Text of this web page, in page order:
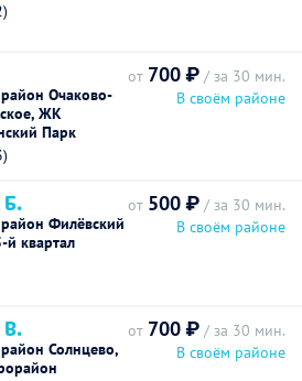
Очаково-
ЖК
Парк
от 700 ₽ / за 30 мин.
В своём районе
Филёвский
й квартал
от 500 ₽ / за 30 мин.
В своём районе
В.
Солнцево,
от 700 ₽ / за 30 мин.
В своём районе